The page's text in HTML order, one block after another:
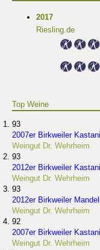
2017
Riesling.de
Top Weine
93
2007er Birkweiler
Weingut Dr. Wehrheim
93
2012er Birkweiler
Weingut Dr. Wehrheim
93
2012er Birkweiler
Weingut Dr. Wehrheim
92
2007er Birkweiler
Weingut Dr. Wehrheim